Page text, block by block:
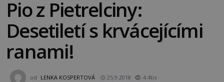
Pio z Pietrelciny:
Desetiletí s krvácejícími
ranami!
od LENKA KOSPERTOVÁ 25.9.2018 4.4tis